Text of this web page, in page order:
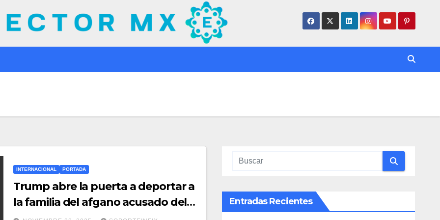
INTERNACIONAL PORTADA
Trump abre la puerta a deportar a
la familia del afgano acusado del
Entradas Recientes